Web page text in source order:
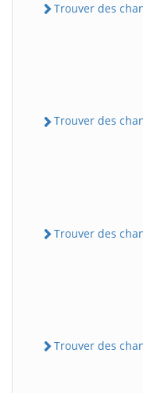
Trouver des
Trouver des
Trouver des
Trouver des